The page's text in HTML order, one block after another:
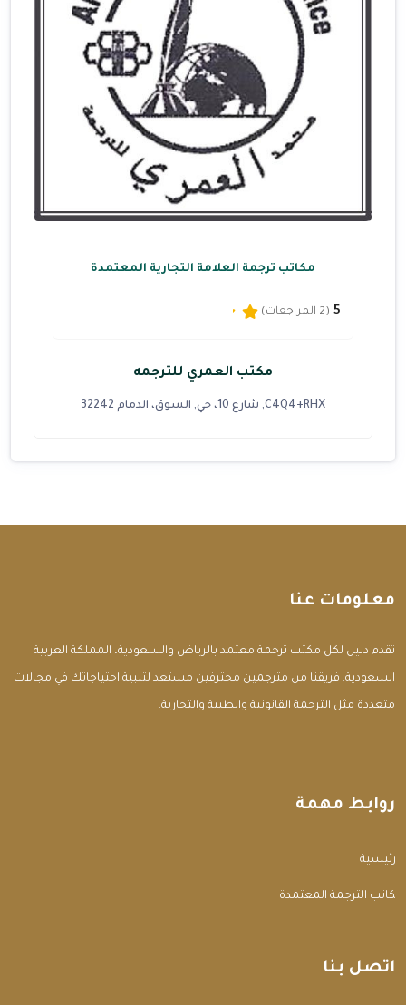
مكاتب ترجمة العلامة التجارية المعتمدة
5 (2 المراجعات)
مكتب العمري للترجمه
C4Q4+RHX, شارع 10، حي, السوق، الدمام 32242
معلومات عنا
تقدم دليل لكل مكتب ترجمة معتمد بالرياض والسعودية، المملكة العربية
السعودية. فريقنا من مترجمين محترفين مستعد لتلبية احتياجاتك في مجالات
متعددة مثل الترجمة القانونية والطبية والتجارية.
روابط مهمة
الرئيسية
مكاتب الترجمة المعتمدة
اتصل بنا